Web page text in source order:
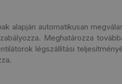
alapján automatikusan
Meghatározza
légszállítási